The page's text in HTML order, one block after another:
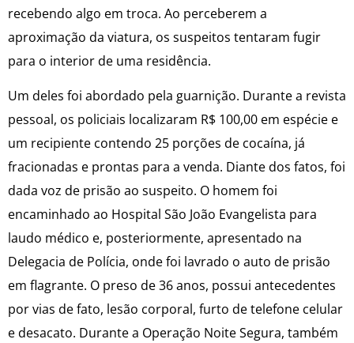
recebendo algo em troca. Ao perceberem a
aproximação da viatura, os suspeitos tentaram fugir
para o interior de uma residência.
Um deles foi abordado pela guarnição. Durante a revista
pessoal, os policiais localizaram R$ 100,00 em espécie e
um recipiente contendo 25 porções de cocaína, já
fracionadas e prontas para a venda. Diante dos fatos, foi
dada voz de prisão ao suspeito. O homem foi
encaminhado ao Hospital São João Evangelista para
laudo médico e, posteriormente, apresentado na
Delegacia de Polícia, onde foi lavrado o auto de prisão
em flagrante. O preso de 36 anos, possui antecedentes
por vias de fato, lesão corporal, furto de telefone celular
e desacato. Durante a Operação Noite Segura, também